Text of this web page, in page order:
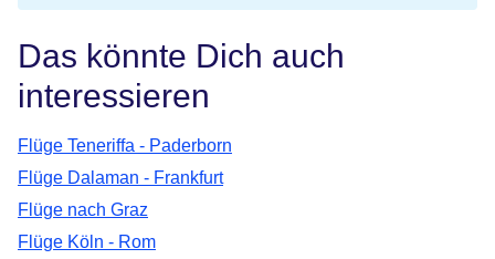
Das könnte Dich auch
interessieren
Flüge Teneriffa - Paderborn
Flüge Dalaman - Frankfurt
Flüge nach Graz
Flüge Köln - Rom